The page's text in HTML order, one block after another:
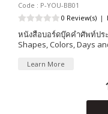
Code : P-YOU-BB01
0 Review(s) |
หนังสือบอร์ดบุ๊คคำศัพท์ปร
Shapes, Colors, Days
Learn More